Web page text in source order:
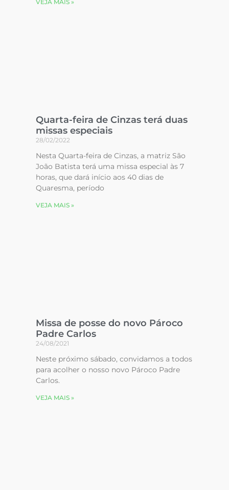
VEJA MAIS »
Quarta-feira de Cinzas terá duas
missas especiais
28/02/2022
Nesta Quarta-feira de Cinzas, a matriz São
João Batista terá uma missa especial às 7
horas, que dará início aos 40 dias de
Quaresma, período
VEJA MAIS »
Missa de posse do novo Pároco
Padre Carlos
24/08/2021
Neste próximo sábado, convidamos a todos
para acolher o nosso novo Pároco Padre
Carlos.
VEJA MAIS »